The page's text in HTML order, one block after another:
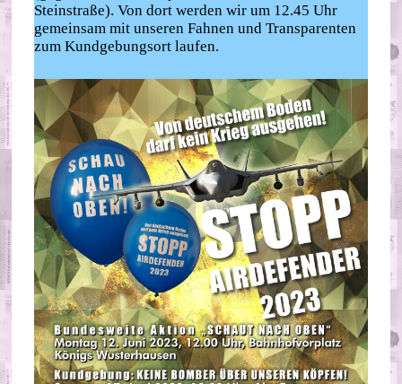
Steinstraße). Von dort werden wir um 12.45 Uhr
gemeinsam mit unseren Fahnen und Transparenten
zum Kundgebungsort laufen.